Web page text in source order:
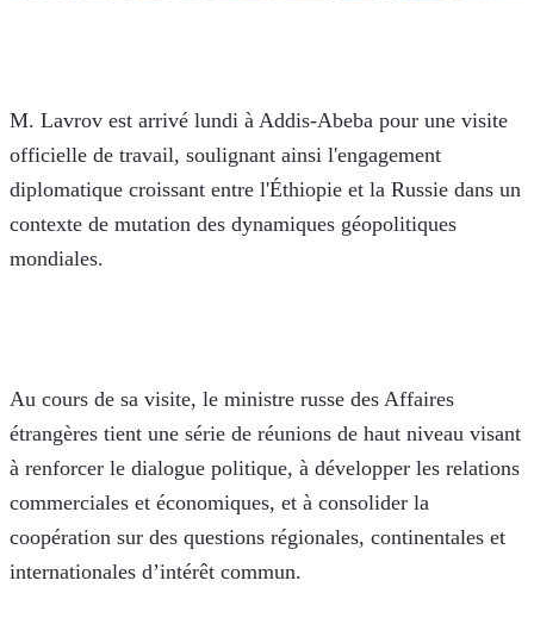
M. Lavrov est arrivé lundi à Addis-Abeba pour une visite
officielle de travail, soulignant ainsi l'engagement
diplomatique croissant entre l'Éthiopie et la Russie dans un
contexte de mutation des dynamiques géopolitiques
mondiales.
Au cours de sa visite, le ministre russe des Affaires
étrangères tient une série de réunions de haut niveau visant
à renforcer le dialogue politique, à développer les relations
commerciales et économiques, et à consolider la
coopération sur des questions régionales, continentales et
internationales d’intérêt commun.